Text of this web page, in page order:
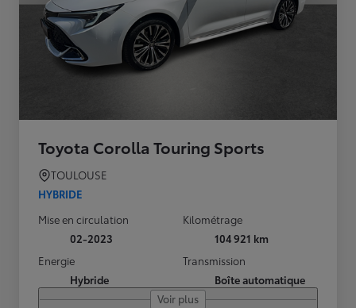
Toyota Corolla Touring Sports
TOULOUSE
HYBRIDE
Mise en circulation
02-2023
Kilométrage
104 921 km
Energie
Hybride
Transmission
Boîte automatique
Voir plus